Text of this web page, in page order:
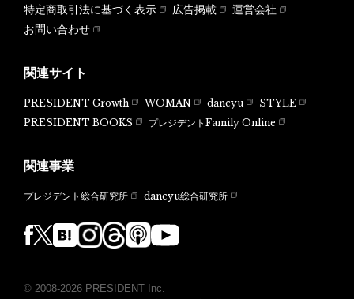
特定商取引法に基づく表示
広告掲載
運営会社
お問い合わせ
関連サイト
PRESIDENT Growth WOMAN dancyu
STYLE
PRESIDENT BOOKS
プレジデントFamily Online
関連事業
プレジデント総合研究所 dancyu総合研究所
© 2008-2026 PRESIDENT Inc.